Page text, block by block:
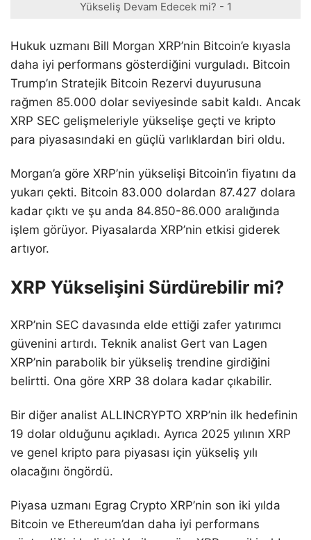
Yükseliş Devam Edecek mi? - 1
Hukuk uzmanı Bill Morgan XRP’nin Bitcoin’e kıyasla
daha iyi performans gösterdiğini vurguladı. Bitcoin
Trump’ın Stratejik Bitcoin Rezervi duyurusuna
rağmen 85.000 dolar seviyesinde sabit kaldı. Ancak
XRP SEC gelişmeleriyle yükselişe geçti ve kripto
para piyasasındaki en güçlü varlıklardan biri oldu.
Morgan’a göre XRP’nin yükselişi Bitcoin’in fiyatını da
yukarı çekti. Bitcoin 83.000 dolardan 87.427 dolara
kadar çıktı ve şu anda 84.850-86.000 aralığında
işlem görüyor. Piyasalarda XRP’nin etkisi giderek
artıyor.
XRP Yükselişini Sürdürebilir mi?
XRP’nin SEC davasında elde ettiği zafer yatırımcı
güvenini artırdı. Teknik analist Gert van Lagen
XRP’nin parabolik bir yükseliş trendine girdiğini
belirtti. Ona göre XRP 38 dolara kadar çıkabilir.
Bir diğer analist ALLINCRYPTO XRP’nin ilk hedefinin
19 dolar olduğunu açıkladı. Ayrıca 2025 yılının XRP
ve genel kripto para piyasası için yükseliş yılı
olacağını öngördü.
Piyasa uzmanı Egrag Crypto XRP’nin son iki yılda
Bitcoin ve Ethereum’dan daha iyi performans